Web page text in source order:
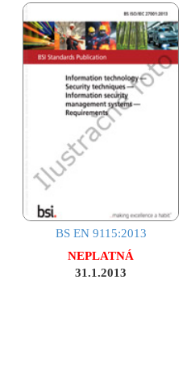
BS EN 9115:2013
NEPLATNÁ
31.1.2013